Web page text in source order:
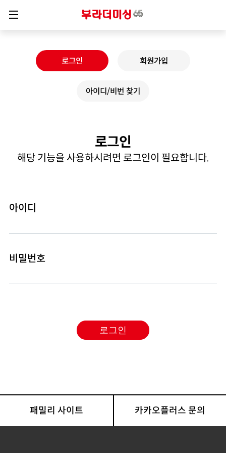
로그인 회원가입
아이디/비번 찾기
로그인
해당 기능을 사용하시려면 로그인이 필요합니다.
아이디
비밀번호
패밀리 사이트 카카오플러스 문의